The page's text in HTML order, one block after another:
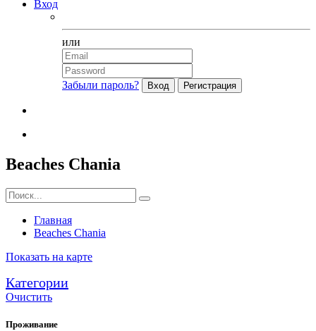
Вход
или
Забыли пароль?
Beaches Chania
Главная
Beaches Chania
Показать на карте
Категории
Очистить
Проживание